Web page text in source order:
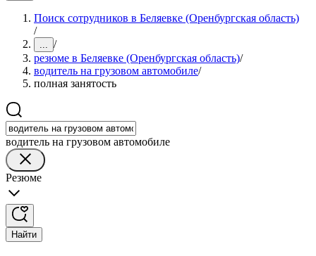
Поиск сотрудников в Беляевке (Оренбургская область)
/
... /
резюме в Беляевке (Оренбургская область)/
водитель на грузовом автомобиле/
полная занятость
водитель на грузовом автомобиле
Резюме
Найти